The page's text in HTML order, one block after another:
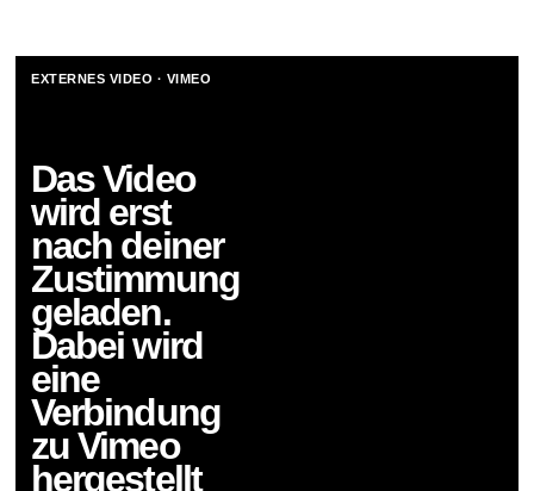
EXTERNES VIDEO · VIMEO
Das Video
wird erst
nach deiner
Zustimmung
geladen.
Dabei wird
eine
Verbindung
zuVimeo
hergestellt